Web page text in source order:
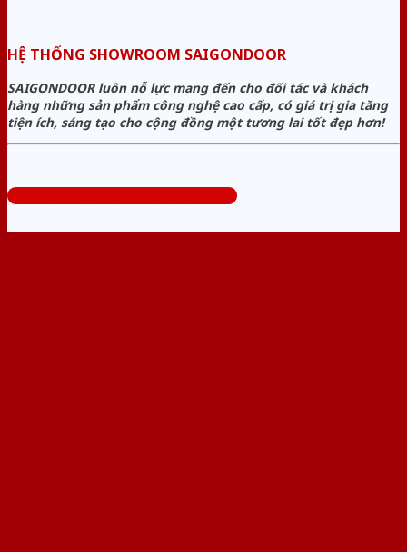
HỆ THỐNG SHOWROOM SAIGONDOOR
SAIGONDOOR luôn nỗ lực mang đến cho đối tác và khách
hàng những sản phẩm công nghệ cao cấp, có giá trị gia tăng
tiện ích, sáng tạo cho cộng đồng một tương lai tốt đẹp hơn!
Tổng đài tư vấn miễn phí: 0824.400.400